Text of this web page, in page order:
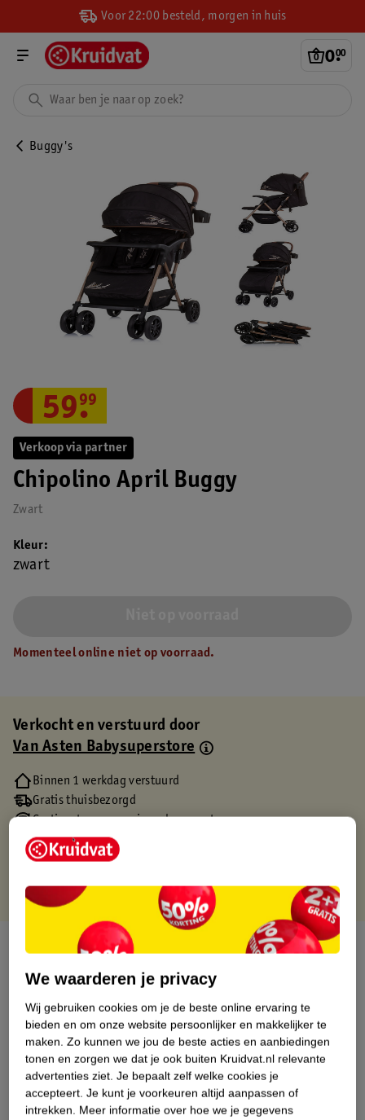
Voor 22:00 besteld, morgen in huis
0.
00
Buggy's
Verkoop via partner
Chipolino April Buggy
Zwart
59.
99
Kleur
zwart
Momenteel online niet op voorraad.
Verkocht en verstuurd door
Van Asten Babysuperstore
Binnen 1 werkdag verstuurd
Gratis thuisbezorgd
Gratis retourneren via verkooppartner.
Gratis punten met je Kruidvat kaart
Over dit product
Productinformatie
Etiketinformatie
Nature Impact Score
Dit product heeft (nog) geen Nature
We waarderen je privacy
Wij gebruiken cookies om je de beste online ervaring te
bieden en om onze website persoonlijker en makkelijker te
maken. Zo kunnen we jou de beste acties en aanbiedingen
tonen en zorgen we dat je ook buiten Kruidvat.nl relevante
advertenties ziet. Je bepaalt zelf welke cookies je
accepteert. Je kunt je voorkeuren altijd aanpassen of
intrekken. Meer informatie over hoe we je gegevens